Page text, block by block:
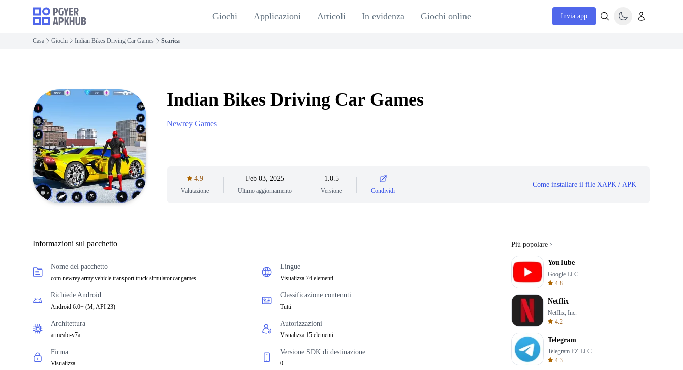
Giochi Applicazioni Articoli In evidenza Giochi online Invia app
Casa Giochi Indian Bikes Driving Car Games Scarica
Indian Bikes Driving Car Games
Newrey Games
4.9
Valutazione
Feb 03, 2025
Ultimo aggiornamento
1.0.5
Versione Condividi
Come installare il file XAPK / APK
Informazioni sul pacchetto
Nome del pacchetto
com.newrey.army.vehicle.transport.truck.simulator.car.games
Lingue
Visualizza 74 elementi
Richiede Android
Android 6.0+ (M, API 23)
Classificazione contenuti
Tutti
Architettura
armeabi-v7a
Autorizzazioni
Visualizza 15 elementi
Firma
Visualizza
Versione SDK di destinazione
0
Più popolare
YouTube
Google LLC
4.8
Netflix
Netflix, Inc.
4.2
Telegram
Telegram FZ-LLC
4.3